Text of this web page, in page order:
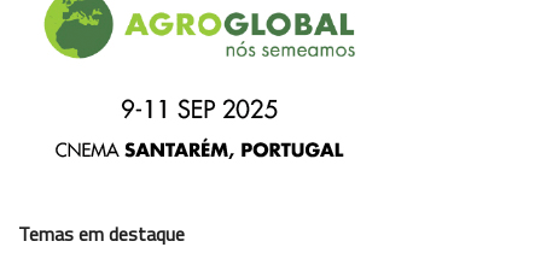
Temas em destaque